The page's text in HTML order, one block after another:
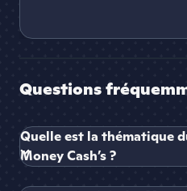
Questions
Quelle est la thématique
Money Cash’s ?